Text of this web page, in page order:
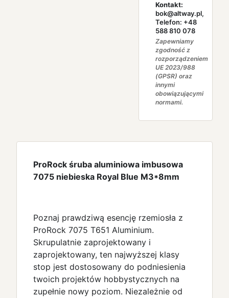
Kontakt:
bok@altway.pl,
Telefon: +48
588 810 078
Zapewniamy
zgodność z
rozporządzeniem
UE 2023/988
(GPSR) oraz
innymi
obowiązującymi
normami.
ProRock śruba aluminiowa imbusowa
7075 niebieska Royal Blue M3*8mm
Poznaj prawdziwą esencję rzemiosła z
ProRock 7075 T651 Aluminium.
Skrupulatnie zaprojektowany i
zaprojektowany, ten najwyższej klasy
stop jest dostosowany do podniesienia
twoich projektów hobbystycznych na
zupełnie nowy poziom. Niezależnie od